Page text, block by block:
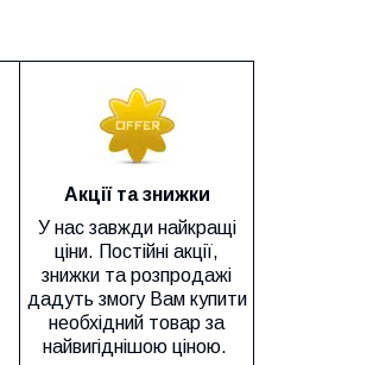
Акції та знижки
У нас завжди найкращі
ціни. Постійні акції,
знижки та розпродажі
дадуть змогу Вам купити
необхідний товар за
найвигіднішою ціною.